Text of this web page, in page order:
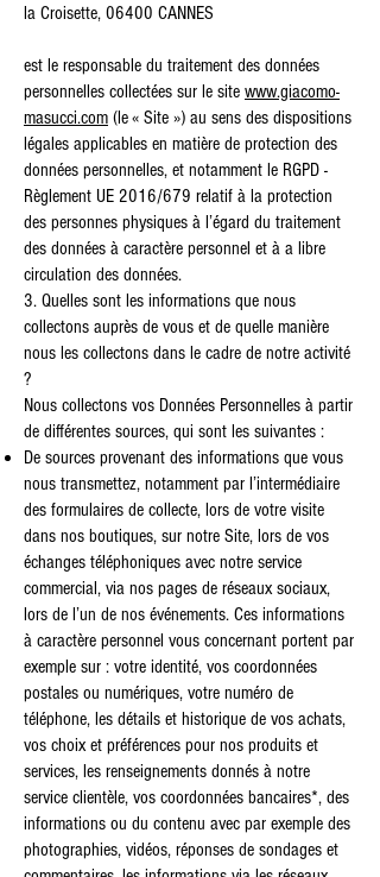
la Croisette, 06400 CANNES
est le responsable du traitement des données
personnelles collectées sur le site www.giacomo-
masucci.com (le « Site ») au sens des dispositions
légales applicables en matière de protection des
données personnelles, et notamment le RGPD -
Règlement UE 2016/679 relatif à la protection
des personnes physiques à l’égard du traitement
des données à caractère personnel et à a libre
circulation des données.
3. Quelles sont les informations que nous
collectons auprès de vous et de quelle manière
nous les collectons dans le cadre de notre activité
?
Nous collectons vos Données Personnelles à partir
de différentes sources, qui sont les suivantes :
De sources provenant des informations que vous
nous transmettez, notamment par l’intermédiaire
des formulaires de collecte, lors de votre visite
dans nos boutiques, sur notre Site, lors de vos
échanges téléphoniques avec notre service
commercial, via nos pages de réseaux sociaux,
lors de l’un de nos événements. Ces informations
à caractère personnel vous concernant portent par
exemple sur : votre identité, vos coordonnées
postales ou numériques, votre numéro de
téléphone, les détails et historique de vos achats,
vos choix et préférences pour nos produits et
services, les renseignements donnés à notre
service clientèle, vos coordonnées bancaires*, des
informations ou du contenu avec par exemple des
photographies, vidéos, réponses de sondages et